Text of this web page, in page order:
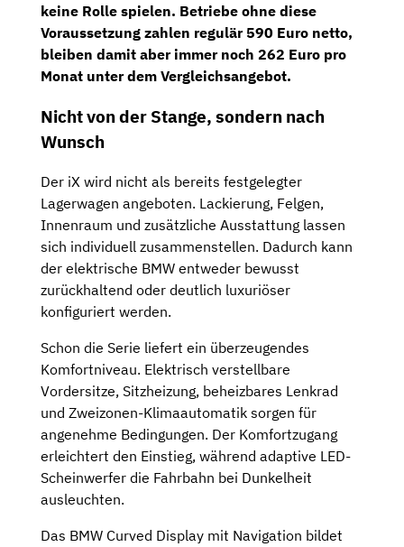
keine Rolle spielen. Betriebe ohne diese
Voraussetzung zahlen regulär 590 Euro netto,
bleiben damit aber immer noch 262 Euro pro
Monat unter dem Vergleichsangebot.
Nicht von der Stange, sondern nach
Wunsch
Der iX wird nicht als bereits festgelegter
Lagerwagen angeboten. Lackierung, Felgen,
Innenraum und zusätzliche Ausstattung lassen
sich individuell zusammenstellen. Dadurch kann
der elektrische BMW entweder bewusst
zurückhaltend oder deutlich luxuriöser
konfiguriert werden.
Schon die Serie liefert ein überzeugendes
Komfortniveau. Elektrisch verstellbare
Vordersitze, Sitzheizung, beheizbares Lenkrad
und Zweizonen-Klimaautomatik sorgen für
angenehme Bedingungen. Der Komfortzugang
erleichtert den Einstieg, während adaptive LED-
Scheinwerfer die Fahrbahn bei Dunkelheit
ausleuchten.
Das BMW Curved Display mit Navigation bildet